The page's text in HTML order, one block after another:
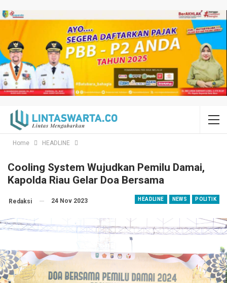
Home HEADLINE
Cooling System Wujudkan Pemilu Damai,
Kapolda Riau Gelar Doa Bersama
HEADLINE NEWS POLITIK
Redaksi 24 Nov 2023